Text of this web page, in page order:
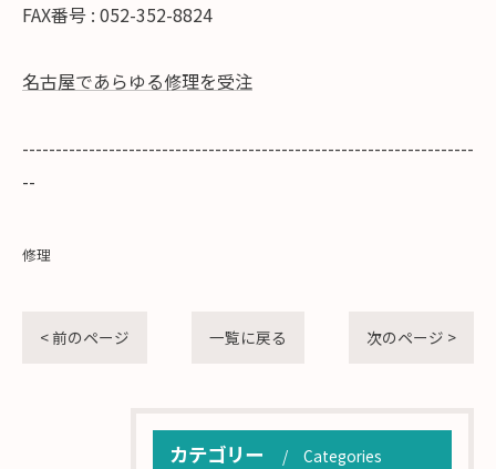
FAX番号 : 052-352-8824
名古屋であらゆる修理を受注
--------------------------------------------------------------------
--
修理
< 前のページ 一覧に戻る 次のページ >
カテゴリー Categories